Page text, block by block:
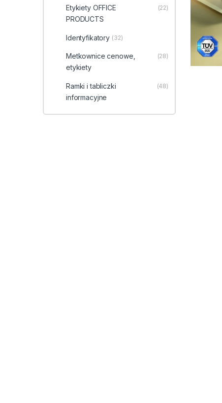
Etykiety OFFICE
PRODUCTS
(22)
Identyfikatory (32)
Metkownice cenowe,
etykiety
(28)
Ramki i tabliczki
informacyjne
(48)